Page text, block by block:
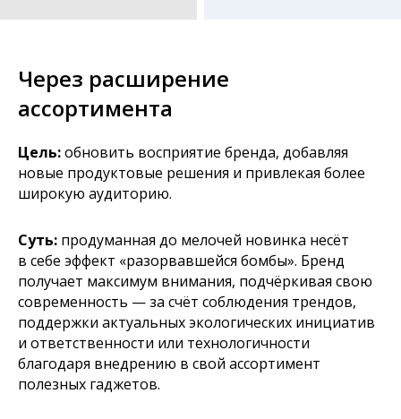
Через расширение
ассортимента
Цель:обновить восприятие бренда, добавляя
новые продуктовые решения и привлекая более
широкую аудиторию.
Суть: продуманная до мелочей новинка несёт
в себе эффект «разорвавшейся бомбы». Бренд
получает максимум внимания, подчёркивая свою
современность — за счёт соблюдения трендов,
поддержки актуальных экологических инициатив
и ответственности или технологичности
благодаря внедрению в свой ассортимент
полезных гаджетов.